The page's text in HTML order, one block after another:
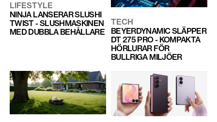
LIFESTYLE
NINJA LANSERAR SLUSHI
TWIST - SLUSHMASKINEN
MED DUBBLA BEHÅLLARE
TECH
BEYERDYNAMIC SLÄPPER
DT 275 PRO - KOMPAKTA
HÖRLURAR FÖR
BULLRIGA MILJÖER